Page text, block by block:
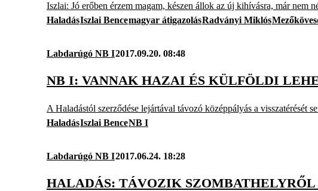
Iszlai: Jó erőben érzem magam, készen állok az új kihívásra, már nem
HaladásIszlai Bencemagyar átigazolásRadványi Miklós
Labdarúgó NB I2017.09.20. 08:48
NB I: VANNAK HAZAI ÉS KÜLFÖLDI
A Haladástól szerződése lejártával távozó középpályás a visszatérését
HaladásIszlai BenceNB I
Labdarúgó NB I2017.06.24. 18:28
HALADÁS: TÁVOZIK